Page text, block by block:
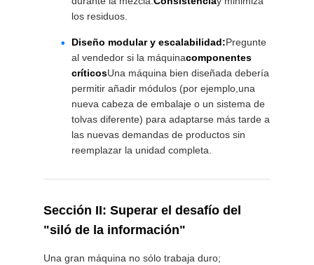
los residuos.
Diseño modular y escalabilidad:Pregunte
al vendedor si la máquinacomponentes
críticosUna máquina bien diseñada debería
permitir añadir módulos (por ejemplo,una
nueva cabeza de embalaje o un sistema de
tolvas diferente) para adaptarse más tarde a
las nuevas demandas de productos sin
reemplazar la unidad completa.
Sección II: Superar el desafío del
"siló de la información"
Una gran máquina no sólo trabaja duro;